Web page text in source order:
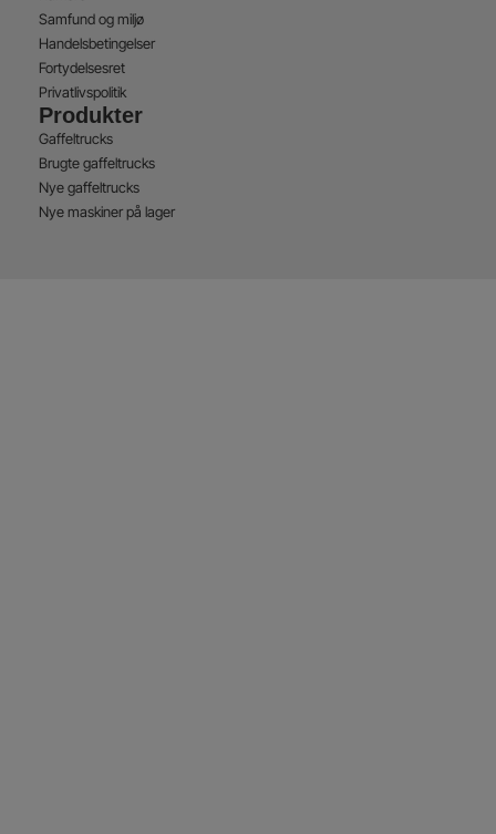
Samfund og miljø
Handelsbetingelser
Fortydelsesret
Privatlivspolitik
Produkter
Gaffeltrucks
Brugte gaffeltrucks
Nye gaffeltrucks
Nye maskiner på lager